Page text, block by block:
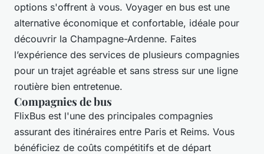
options s'offrent à vous. Voyager en bus est une
alternative économique et confortable, idéale pour
découvrir la Champagne-Ardenne. Faites
l’expérience des services de plusieurs compagnies
pour un trajet agréable et sans stress sur une ligne
routière bien entretenue.
Compagnies de bus
FlixBus est l'une des principales compagnies
assurant des itinéraires entre Paris et Reims. Vous
bénéficiez de coûts compétitifs et de départ